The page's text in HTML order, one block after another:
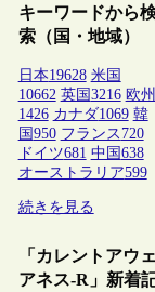
キーワードから
索（国・地域）
日本19628 米国
10662 英国 3216 欧州
1426 カナダ1069 韓
国 950 フランス 720
ドイツ681 中国 638
オーストラリア599
続きを見る
「カレントアウェ
アネス-R」新着